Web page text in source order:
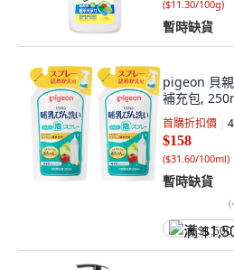
($11.30/100g)
暫時缺貨
pigeon 貝
補充包,
首購折扣價
$158
($31.60/100ml)
暫時缺貨
(
满